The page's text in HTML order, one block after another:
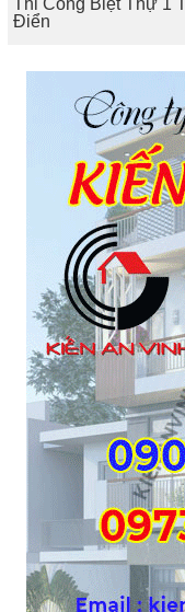
Điển